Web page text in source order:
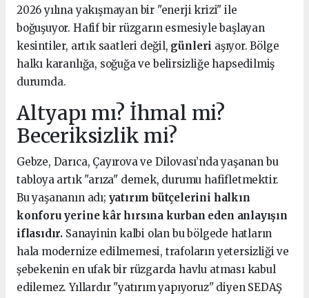
2026 yılına yakışmayan bir "enerji krizi" ile
boğuşuyor. Hafif bir rüzgarın esmesiyle başlayan
kesintiler, artık saatleri değil, günleri aşıyor. Bölge
halkı karanlığa, soğuğa ve belirsizliğe hapsedilmiş
durumda.
Altyapı mı? İhmal mi?
Beceriksizlik mi?
Gebze, Darıca, Çayırova ve Dilovası’nda yaşanan bu
tabloya artık "arıza" demek, durumu hafifletmektir.
Bu yaşananın adı; yatırım bütçelerini halkın
konforu yerine kâr hırsına kurban eden anlayışın
iflasıdır. Sanayinin kalbi olan bu bölgede hatların
hala modernize edilmemesi, trafoların yetersizliği ve
şebekenin en ufak bir rüzgarda havlu atması kabul
edilemez. Yıllardır "yatırım yapıyoruz" diyen SEDAŞ